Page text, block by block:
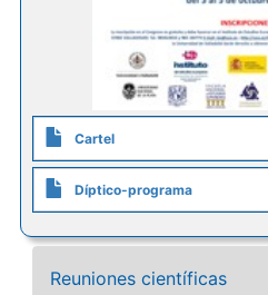
Cartel
Díptico-programa
Reuniones científicas